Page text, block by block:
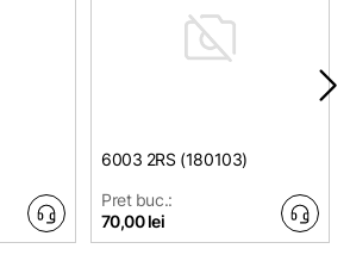
6003 2RS (180103)
Pret buc.:
70,00 lei